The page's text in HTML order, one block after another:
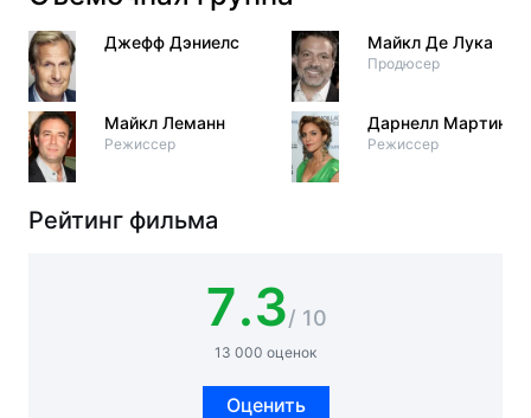
Джефф Дэниелс
Майкл Леманн
Режиссер
Майкл Де Лука
Продюсер
Дарнелл Мартин
Режиссер
Рейтинг фильма
7.3/ 10
13 000 оценок
Оценить